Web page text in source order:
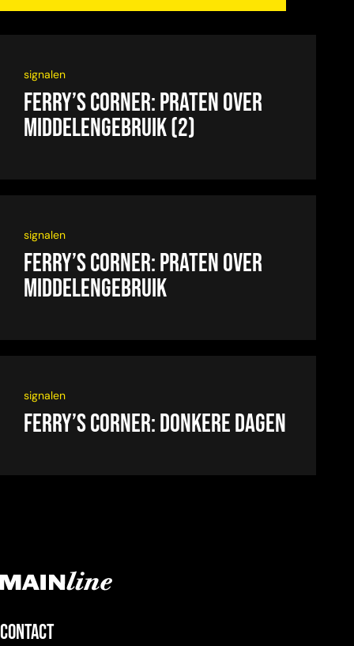
signalen
Ferry’s Corner: Praten over
middelengebruik (2)
signalen
Ferry’s Corner: Praten over
middelengebruik
signalen
Ferry’s Corner: Donkere dagen
Contact